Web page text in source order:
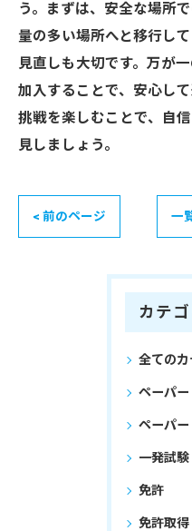
う。まずは、安全な場所
量の多い場所へと移行し
見直しも大切です。万が
加入することで、安心し
挑戦を楽しむことで、自
見しましょう。
< 前のページ 一
カテ
全ての
ペーパ
ペーパ
一発試験
免許
免許取得